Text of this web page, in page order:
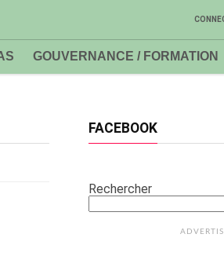
GOUVERNANCE / FORMATION
FACEBOOK
Rechercher